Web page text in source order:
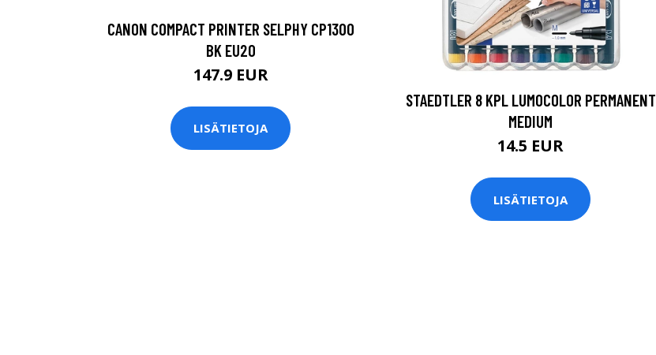
CANON COMPACT PRINTER SELPHY CP1300
BK EU20
147.9 EUR
LISÄTIETOJA
STAEDTLER 8 KPL LUMOCOLOR PERMANENT
MEDIUM
14.5 EUR
LISÄTIETOJA